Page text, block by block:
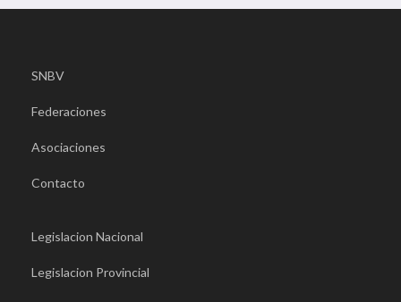
SNBV
Federaciones
Asociaciones
Contacto
Legislacion Nacional
Legislacion Provincial